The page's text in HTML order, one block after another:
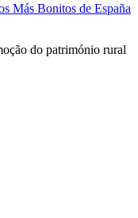
Más Bonitos de España
do património rural